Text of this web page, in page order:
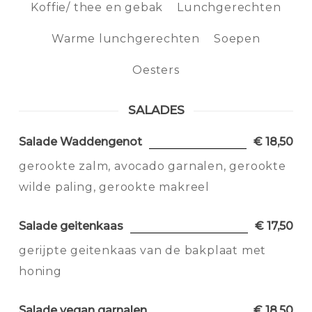
Koffie/ thee en gebak Lunchgerechten
Warme lunchgerechten Soepen
Oesters
SALADES
Salade Waddengenot
€ 18,50
gerookte zalm, avocado garnalen, gerookte
wilde paling, gerookte makreel
Salade geitenkaas
€ 17,50
gerijpte geitenkaas van de bakplaat met
honing